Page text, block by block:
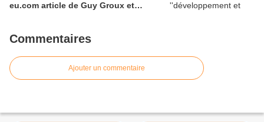
eu.com article de Guy Groux et
pour le compte rendu d'Arnaud
''la panique morale'';4) shs.cairn.info,
Pierre De Visscher : ''Craintes, peurs,
Commentaires
Ajouter un commentaire